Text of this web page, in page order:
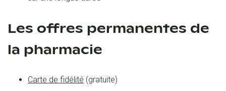
Les offres permanentes de
la pharmacie
Carte de fidélité (gratuite)